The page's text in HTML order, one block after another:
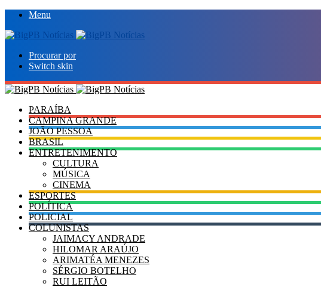
Menu
Procurar por
Switch skin
PARAÍBA
CAMPINA GRANDE
JOÃO PESSOA
BRASIL
ENTRETENIMENTO
CULTURA
MÚSICA
CINEMA
ESPORTES
POLÍTICA
POLICIAL
COLUNISTAS
JAIMACY ANDRADE
HILOMAR ARAÚJO
ARIMATÉA MENEZES
SÉRGIO BOTELHO
RUI LEITÃO